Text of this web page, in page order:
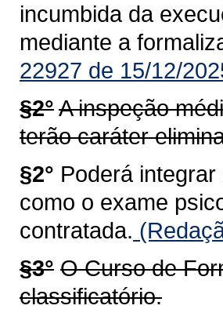
incumbida da
mediante a
22927 de 15/12/
§2°A inspeção
terão caráter
§2° Poderá
como o exame
contratada.
§3° O Curso de
classificatório.